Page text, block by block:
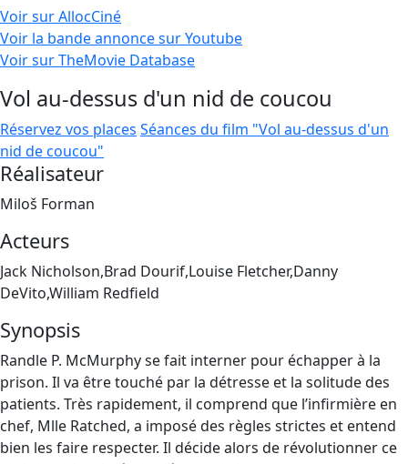
Voir sur AllocCiné
Voir la bande annonce sur Youtube
Voir sur TheMovie Database
Vol au-dessus d'un nid de coucou
Réservez vos places Séances du film "Vol au-dessus d'un
nid de coucou"
Réalisateur
Miloš Forman
Acteurs
Jack Nicholson,Brad Dourif,Louise Fletcher,Danny
DeVito,William Redfield
Synopsis
Randle P. McMurphy se fait interner pour échapper à la
prison. Il va être touché par la détresse et la solitude des
patients. Très rapidement, il comprend que l’infirmière en
chef, Mlle Ratched, a imposé des règles strictes et entend
bien les faire respecter. Il décide alors de révolutionner ce